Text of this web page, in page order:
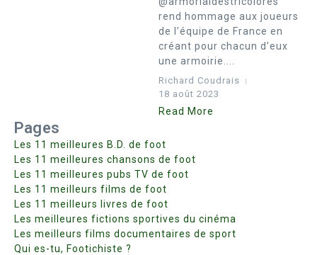
rend hommage aux joueurs
de l’équipe de France en
créant pour chacun d’eux
une armoirie....
Richard Coudrais
18 août 2023
Read More
Pages
Les 11 meilleures B.D. de foot
Les 11 meilleures chansons de foot
Les 11 meilleures pubs TV de foot
Les 11 meilleurs films de foot
Les 11 meilleurs livres de foot
Les meilleures fictions sportives du cinéma
Les meilleurs films documentaires de sport
Qui es-tu, Footichiste ?